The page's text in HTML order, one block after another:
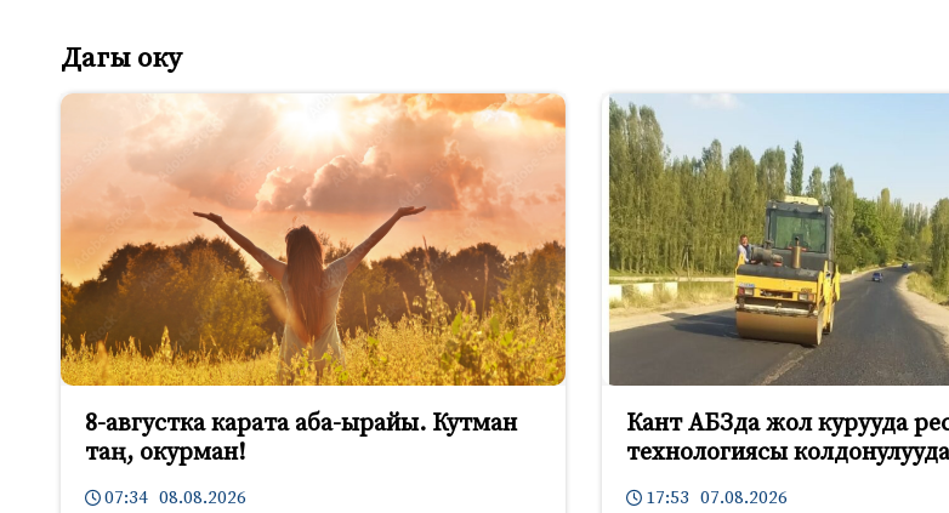
Дагы оку
8-августка карата аба-ырайы. Кутман
таң, окурман!
07:34 08.08.2026
Кант АБЗда жол курууда
технологиясы колдонулууда
17:53 07.08.2026